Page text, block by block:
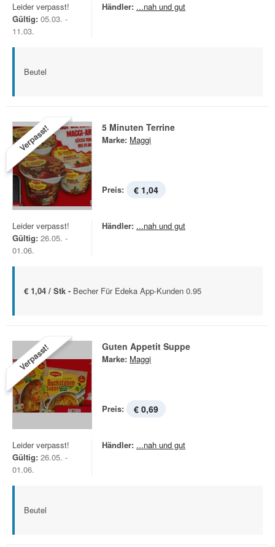
Leider verpasst!
Gültig: 05.03. -
11.03.
Händler: ...nah und gut
Beutel
Verpasst! 5 Minuten Terrine
Marke: Maggi
Preis: € 1,04
Leider verpasst!
Gültig: 26.05. -
01.06.
Händler: ...nah und gut
€ 1,04 / Stk - Becher Für Edeka App-Kunden 0.95
Verpasst! Guten Appetit Suppe
Marke: Maggi
Preis: € 0,69
Leider verpasst!
Gültig: 26.05. -
01.06.
Händler: ...nah und gut
Beutel